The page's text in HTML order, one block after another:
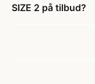
SIZE 2 på tilbud?